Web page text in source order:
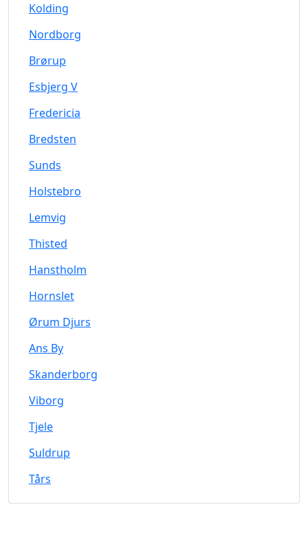
Kolding
Nordborg
Brørup
Esbjerg V
Fredericia
Bredsten
Sunds
Holstebro
Lemvig
Thisted
Hanstholm
Hornslet
Ørum Djurs
Ans By
Skanderborg
Viborg
Tjele
Suldrup
Tårs